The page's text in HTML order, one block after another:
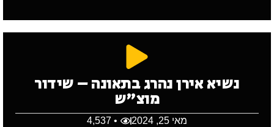
נשיא אירן נהרג בתאונה – שידור
מוצ"ש
מאי 25, 2024 • 4,537